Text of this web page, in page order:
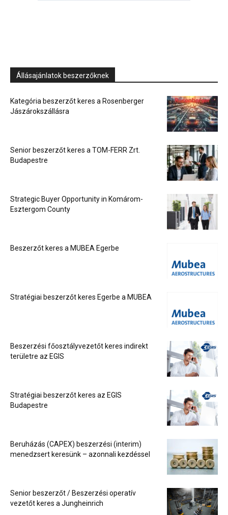
Állásajánlatok beszerzőknek
Kategória beszerzőt keres a Rosenberger
Jászárokszállásra
Senior beszerzőt keres a TOM-FERR Zrt.
Budapestre
Strategic Buyer Opportunity in Komárom-
Esztergom County
Beszerzőt keres a MUBEA Egerbe
Stratégiai beszerzőt keres Egerbe a MUBEA
Beszerzési főosztályvezetőt keres indirekt
területre az EGIS
Stratégiai beszerzőt keres az EGIS
Budapestre
Beruházás (CAPEX) beszerzési (interim)
menedzsert keresünk – azonnali kezdéssel
Senior beszerzőt / Beszerzési operatív
vezetőt keres a Jungheinrich